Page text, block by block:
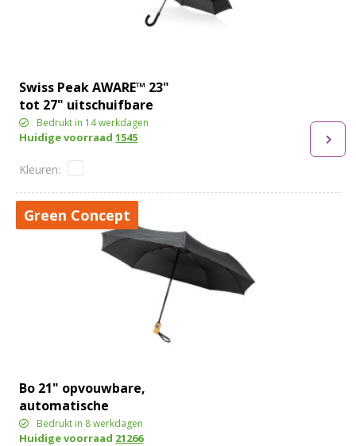
Swiss Peak AWARE™ 23"
tot 27" uitschuifbare
paraplu
Bedrukt in 14 werkdagen
Huidige voorraad1545
Green Concept
Bo 21" opvouwbare,
automatische
gerecyclede PET paraplu
Bedrukt in 8 werkdagen
Huidige voorraad 21266